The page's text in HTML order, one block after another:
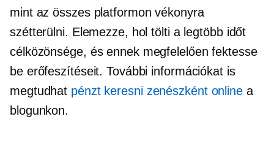
mint az összes platformon vékonyra
szétterülni. Elemezze, hol tölti a legtöbb időt
célközönsége, és ennek megfelelően fektesse
be erőfeszítéseit. További információkat is
megtudhat pénzt keresni zenészként online a
blogunkon.